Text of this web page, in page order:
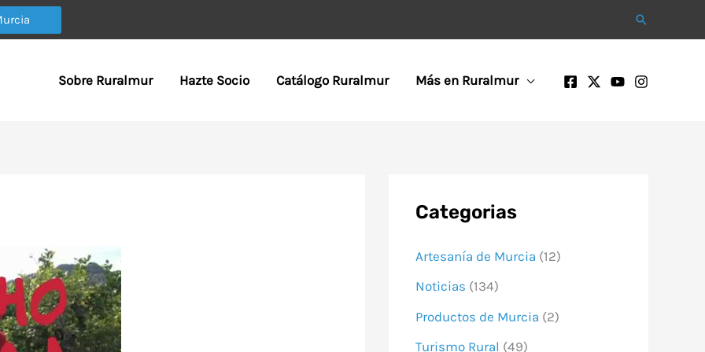
Buscar
Sobre Ruralmur Hazte Socio Catálogo Ruralmur Más en Ruralmur
Categorias
Artesanía de Murcia (12)
Noticias (134)
Productos de Murcia (2)
Turismo Rural (49)